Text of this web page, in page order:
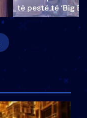
të pestë të ‘Big